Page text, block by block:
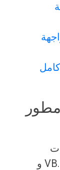
البرمجة .NET مثل C # و VB.NET و